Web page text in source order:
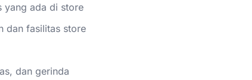
yang ada di store
dan fasilitas store
dan gerinda